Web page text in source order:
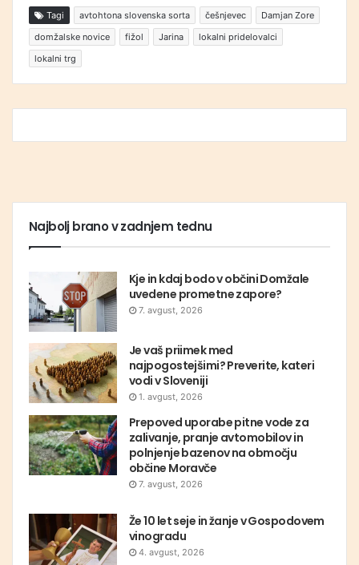
Tagi avtohtona slovenska sorta češnjevec
Damjan Zore
domžalske novice
fižol Jarina
lokalni pridelovalci
lokalni trg
Najbolj brano v zadnjem tednu
Kje in kdaj bodo v občini Domžale
uvedene prometne zapore?
7. avgust, 2026
Je vaš priimek med
najpogostejšimi? Preverite, kateri
vodi v Sloveniji
1. avgust, 2026
Prepoved uporabe pitne vode za
zalivanje, pranje avtomobilov in
polnjenje bazenov na območju
občine Moravče
7. avgust, 2026
Že 10 let seje in žanje v Gospodovem
vinogradu
4. avgust, 2026